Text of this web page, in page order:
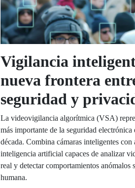
Vigilancia
nueva frontera
seguridad y
La videovigilancia algorítmica (VSA)
más importante de la seguridad electrónica
década. Combina cámaras inteligentes con
inteligencia artificial capaces de analizar
real y detectar comportamientos anómalos
humana.